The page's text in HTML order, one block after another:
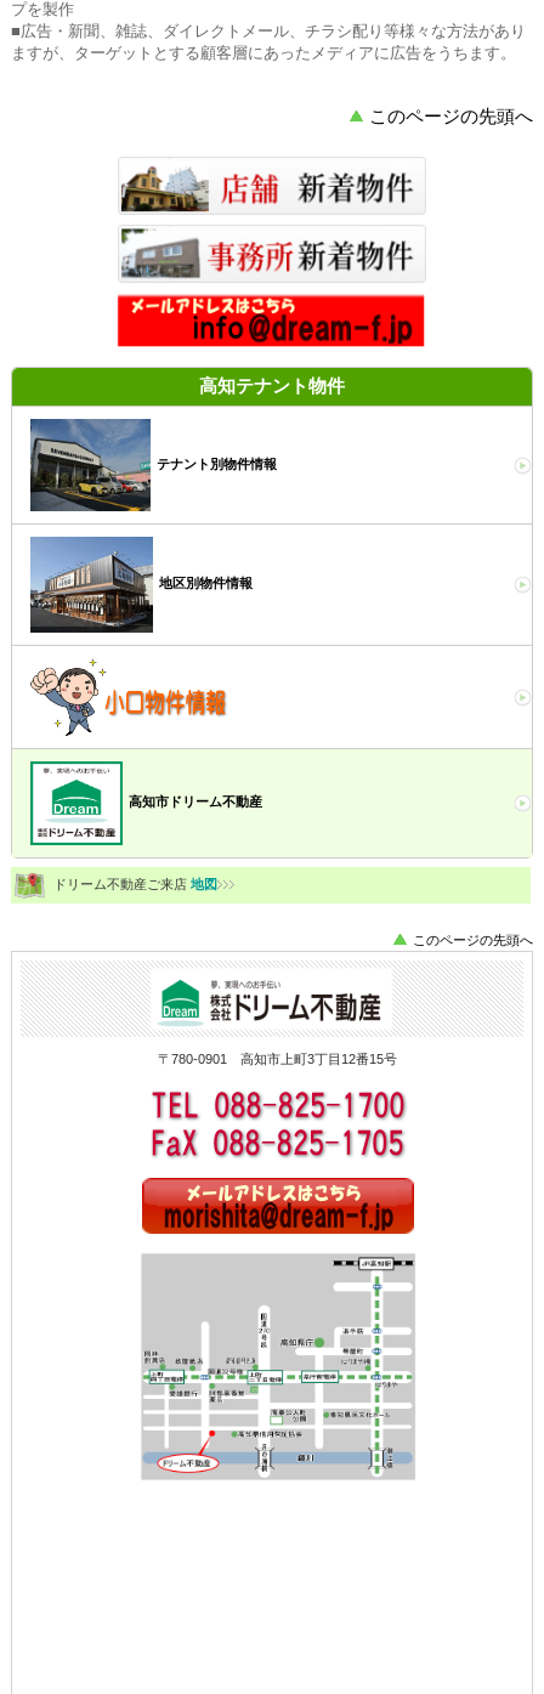
プを製作
■広告・新聞、雑誌、ダイレクトメール、チラシ配り等様々な方法があり
ますが、ターゲットとする顧客層にあったメディアに広告をうちます。
このページの先頭へ
高知テナント物件
テナント別物件情報
地区別物件情報
高知市ドリーム不動産
ドリーム不動産ご来店 地図
このページの先頭へ
〒780-0901 高知市上町3丁目12番15号